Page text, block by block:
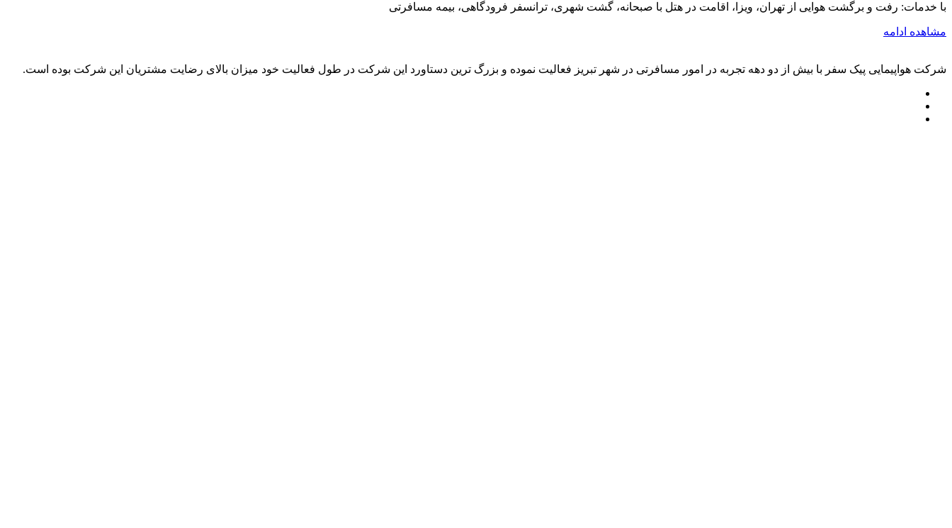
با خدمات: رفت و برگشت هوایی از تهران، ویزا، اقامت در هتل با صبحانه، گشت شهری، ترانسفر فرودگاهی، بیمه مسافرتی
مشاهده ادامه
شرکت هواپیمایی پیک سفر با بیش از دو دهه تجربه در امور مسافرتی در شهر تبریز فعالیت نموده و بزرگ ترین دستاورد این شرکت در طول فعالیت خود میزان بالای رضایت مشتریان این شرکت بوده است.